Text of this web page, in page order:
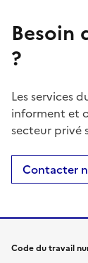
Besoin
?
Les services
informent et
secteur privé
Contacter
Code du travail